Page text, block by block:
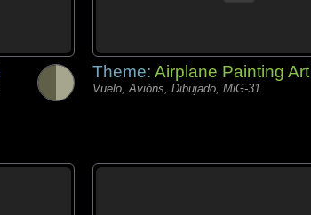
Theme: Airplane Painting Art
Vuelo, Avións, Dibujado, MiG-31